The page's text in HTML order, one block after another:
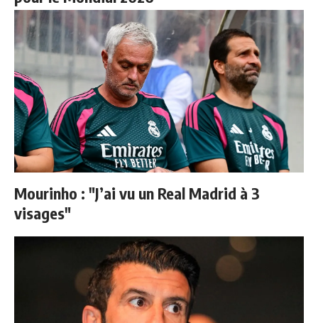
Mourinho : "J’ai vu un Real Madrid à 3
visages"